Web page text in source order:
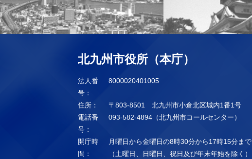
北九州市役所（本庁）
法人番
号：
8000020401005
住所：
〒803-8501 北九州市小倉北区城内1番1号
電話番
号：
093-582-4894（北九州市コールセンター）
開庁時
間：
月曜日から金曜日の8時30分から17時15分まで
（土曜日、日曜日、祝日及び年末年始を除く）